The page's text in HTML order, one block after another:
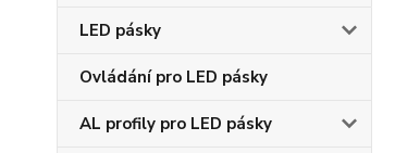
LED pásky
Ovládání pro LED pásky
AL profily pro LED pásky